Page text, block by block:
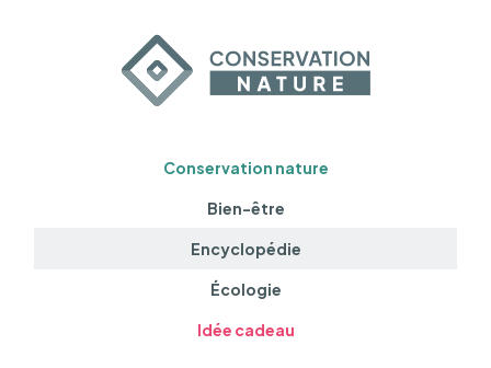
Conservation nature
Bien-être
Encyclopédie
Écologie
Idée cadeau